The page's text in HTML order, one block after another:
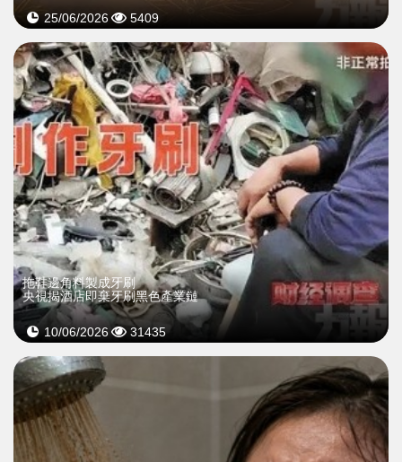
25/06/2026 5409
拖鞋邊角料製成牙刷
央視揭酒店即棄牙刷黑色產業鏈
10/06/2026 31435